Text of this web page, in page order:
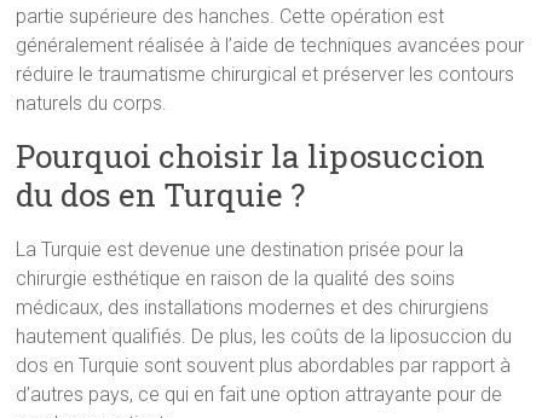
partie supérieure des hanches. Cette opération est
généralement réalisée à l’aide de techniques avancées pour
réduire le traumatisme chirurgical et préserver les contours
naturels du corps.
Pourquoi choisir la liposuccion
du dos en Turquie ?
La Turquie est devenue une destination prisée pour la
chirurgie esthétique en raison de la qualité des soins
médicaux, des installations modernes et des chirurgiens
hautement qualifiés. De plus, les coûts de la liposuccion du
dos en Turquie sont souvent plus abordables par rapport à
d’autres pays, ce qui en fait une option attrayante pour de